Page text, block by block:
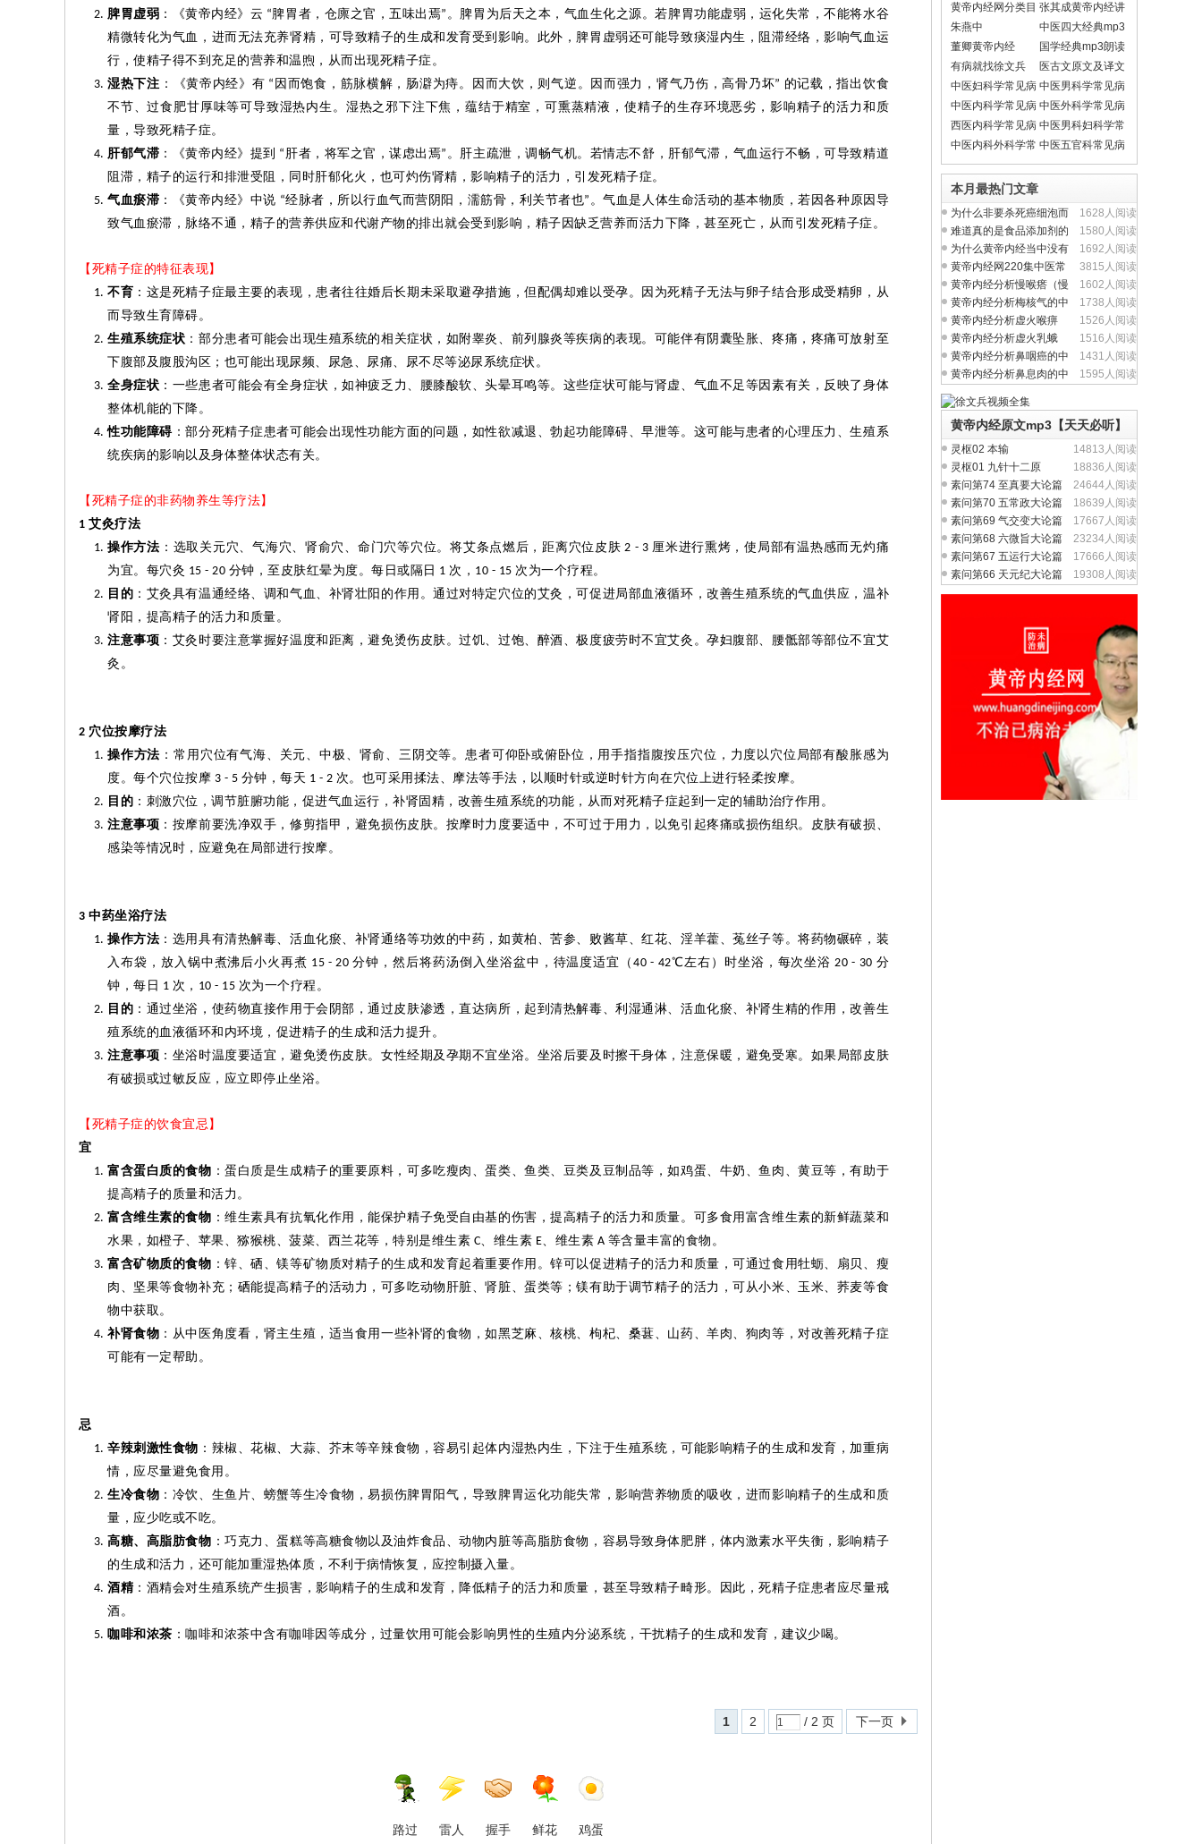
脾胃虚弱 ：《黄帝内经》云 “脾胃者，仓廪之官，五味出焉” 。脾胃为后天之本，气血生化之源。若脾胃功能虚弱，运化失常，不能将水谷
精微转化为气血，进而无法充养肾精，可导致精子的生成和发育受到影响。此外，脾胃 虚弱还可能导致痰湿内生，阻滞经络，影响气血运
行，使精子得不到充足的营养和温煦，从而出现死精子症。
湿热下注 ：《黄帝内经》有 “ 因而饱食，筋脉横解，肠澼为痔。因而大饮，则气逆。因而强力，肾气乃伤，高骨乃坏” 的记载，指出饮食
不节、过食肥甘厚味等可导致湿热内生。湿热之邪下注下焦，蕴结于精室，可熏蒸精液，使精子的生存环境恶劣，影响精子的活力和质
量，导致死精子症。
肝郁气滞 ：《黄帝内经》提到 “ 肝者，将军之官，谋虑出焉” 。肝主疏泄，调畅气机。若情志不舒，肝郁气滞，气血运行不畅，可导致精道
阻滞，精子的运行和排泄受阻，同时肝郁化火，也可灼伤肾精，影响精子的活力，引发死精子症。
气血瘀滞 ：《黄帝内经》中说 “经脉者，所以行血气而营阴阳， 濡筋骨，利关节者也” 。气血是人体生命活动的基本物质，若因各种原因导
致气血 瘀滞，脉络不通，精子的营养供应和代谢产物的排出就会受到影响，精子因缺乏营养而活力下降，甚至死亡，从而引发死精子症。
【死精子症的特征表现】
不育 ：这是死精子症最主要的表现，患者往往婚后长期未采取避孕措施，但配偶却难以受孕。因为死精子无法与卵子结合形成受精卵，从
而导致生育障碍。
生殖系统症状 ：部分患者可能会出现生殖系统的相关症状，如附睾炎、前列腺炎等疾病的表现。可能伴有阴囊坠胀、疼痛，疼痛可放射至
下腹部及腹股沟区；也可能出现尿频、尿急、尿痛、尿不尽等泌尿系统症状。
全身症状 ：一些患者可能会有全身症状，如神疲乏力、腰膝酸软、头晕耳鸣等。这些症状可能与肾虚、气血不足等因素有关，反映了身体
整体机能的下降。
性功能障碍：部分死精子症患者可能会出现性功能方面的问题，如性欲减退、勃起功能障碍、早泄等。这可能与患者的心理压力、生殖系
统疾病的影响以及身体整体状态有关。
【死精子症的非药物养生等疗法】
1 艾灸疗法
操作方法 ：选取关元穴、气海穴、肾俞穴、命门穴等穴位。将艾条点燃后，距离穴位皮肤 2 - 3厘米进行熏烤，使局部有温热感而无灼痛
为宜。每穴灸 15 - 20 分钟，至皮肤红晕为度。每日或隔日 1 次， 10 - 15 次为一个疗程。
目的 ：艾灸具有温通经络、调和气血、补肾壮阳的作用。通过对特定穴位的艾灸 ，可促进局部血液循环，改善生殖系统的气血供应，温补
肾阳，提高精子的活力和质量。
注意事项 ：艾灸 时要注意掌握好温度和距离，避免烫伤皮肤。过饥、过饱、醉酒、极度疲劳时不宜艾灸 。孕妇腹部、腰骶部等部位不宜艾
灸 。
2 穴位按摩疗法
操作方法 ：常用穴位有气海、关元、中极、肾俞 、三阴交等。患者可仰卧或俯卧位，用手指指腹按压穴位，力度以穴位局部有酸胀感为
度。每个穴位按摩 3 - 5 分钟，每天 1 - 2 次。也可采用揉法、摩法等手法，以顺时针或逆时针方向在穴位上进行轻柔按摩。
目的 ：刺激穴位，调节脏腑功能，促进气血运行，补肾固精，改善生殖系统的功能，从而对死精子症起到一定的辅助治疗作用。
注意事项 ：按摩前要洗净双手，修剪指甲，避免损伤皮肤。按摩时力度要适中，不可过于用力，以免引起疼痛或损伤组织。皮肤有破损、
感染等情况时，应避免在局部进行按摩。
3 中药坐浴疗法
操作方法 ：选用具有清热解毒、活血化瘀、补肾通络等功效的中药，如黄柏、苦参、败酱草、红花、淫羊藿、菟丝子等。将药物碾碎，装
入布袋，放入锅中煮沸后小火再煮 15 - 20分钟，然后将药汤倒入坐浴盆中，待温度适宜（40 - 42℃左右）时坐浴，每次坐浴 20 - 30 分
钟，每日 1 次， 10 - 15 次为一个疗程。
目的 ：通过坐浴，使药物直接作用于会阴部，通过皮肤渗透，直达病所，起到清热解毒、利湿通淋、活血化瘀、补肾生精的作用，改善生
殖系统的血液循环和内环境，促进精子的生成和活力提升。
注意事项 ：坐浴时温度要适宜，避免烫伤皮肤。女性经期及孕期不宜坐浴。坐浴后要及时擦干身体，注意保暖，避免受寒。如果局部皮肤
有破损或过敏反应，应立即停止坐浴。
【死精子症的饮食宜忌】
宜
富含蛋白质的食物 ：蛋白质是生成精子的重要原料，可多吃瘦肉、蛋类、鱼类、豆类及豆制品等，如鸡蛋、牛奶、鱼肉、黄豆等，有助于
提高精子的质量和活力。
富含维生素的食物 ：维生素具有抗氧化作用，能保护精子免受自由基的伤害，提高精子的活力和质量。可多食用富含维生素的新鲜蔬菜和
水果，如橙子、苹果、猕猴桃、菠菜、西兰花等，特别是维生素 C、维生素 E、维生素 A 等含量丰富的食物。
富含矿物质的食物 ：锌、硒、镁等矿物质对精子的生成和发育起着重要作用。锌可以促进精子的活力和质量，可通过食用牡蛎、扇贝、瘦
肉、坚果等食物补充；硒能提高精子的活动力，可多吃动物肝脏、肾脏、蛋类等；镁有助于调节精子的活力，可从小米、玉米、荞麦等食
物中获取。
补肾食物 ：从中医角度看，肾主生殖，适当食用一些补肾的食物，如黑芝麻、核桃、枸杞、桑葚、山药、羊肉、狗肉等，对改善死精子症
可能有一定帮助。
忌
辛辣刺激性食物 ：辣椒、花椒、大蒜、芥末等辛辣食物，容易引起体内湿热内生，下注于生殖系统，可能影响精子的生成和发育，加重病
情，应尽量避免食用。
生冷食物 ：冷饮、生鱼片、螃蟹等生冷食物，易损伤脾胃阳气，导致脾胃运化功能失常，影响营养物质的吸收，进而影响精子的生成和质
量，应少吃或不吃。
高糖、高脂肪食物 ：巧克力、蛋糕等高糖食物以及油炸食品、动物内脏等高脂肪食物，容易导致身体肥胖，体内激素水平失衡，影响精子
的生成和活力，还可能加重湿热体质，不利于病情恢复，应控制摄入量。
酒精：酒精会对生殖系统产生损害，影响精子的生成和发育，降低精子的活力和质量，甚至导致精子畸形。因此，死精子症患者应尽量戒
酒。
咖啡和浓茶 ：咖啡和浓茶中含有咖啡因等成分，过量饮用可能会影响男性的生殖内分泌系统，干扰精子的生成和发育，建议少喝。
1 2 / 2 页 下一页
路过 雷人 握手 鲜花 鸡蛋
黄帝内经网分类目
录导航
张其成黄帝内经讲
座
朱燕中
中医四大经典mp3
朗读
董卿黄帝内经
国学经典mp3朗读
有病就找徐文兵
医古文原文及译文
翻译
中医妇科学常见病 中医男科学常见病
中医内科学常见病 中医外科学常见病
西医内科学常见病 中医男科妇科学常
见疾病
中医内科外科学常
见疾病
中医五官科常见病
本月最热门文章
1628人阅读
为什么非要杀死癌细泡而
不从提升人体正气入
1580人阅读
难道真的是食品添加剂的
问题吗？
1692人阅读
为什么黄帝内经当中没有
完整的方剂学内容？
3815人阅读
黄帝内经网220集中医常
见病视频全集
1602人阅读
黄帝内经分析慢喉瘩（慢
性喉炎）的中医养生
1738人阅读
黄帝内经分析梅核气的中
医养生治疗与食疗
1526人阅读
黄帝内经分析虚火喉痹
（慢性咽炎）中医养生
1516人阅读
黄帝内经分析虚火乳蛾
（慢性扁桃体炎）中医
1431人阅读
黄帝内经分析鼻咽癌的中
医养生治疗与食疗
1595人阅读
黄帝内经分析鼻息肉的中
黄帝内经原文mp3【天天必听】
14813人阅读
灵枢02 本输
18836人阅读
灵枢01 九针十二原
24644人阅读
素问第74 至真要大论篇
18639人阅读
素问第70 五常政大论篇
17667人阅读
素问第69 气交变大论篇
23234人阅读
素问第68 六微旨大论篇
17666人阅读
素问第67 五运行大论篇
19308人阅读
素问第66 天元纪大论篇